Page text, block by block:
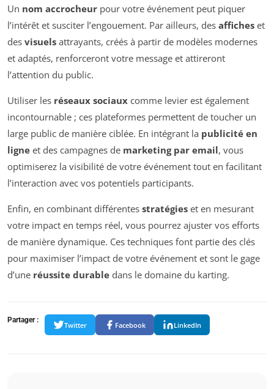
Un nom accrocheur pour votre événement peut piquer
l’intérêt et susciter l’engouement. Par ailleurs, des affiches et
des visuels attrayants, créés à partir de modèles modernes
et adaptés, renforceront votre message et attireront
l’attention du public.
Utiliser les réseaux sociaux comme levier est également
incontournable ; ces plateformes permettent de toucher un
large public de manière ciblée. En intégrant la publicité en
ligne et des campagnes de marketing par email, vous
optimiserez la visibilité de votre événement tout en facilitant
l’interaction avec vos potentiels participants.
Enfin, en combinant différentes stratégies et en mesurant
votre impact en temps réel, vous pourrez ajuster vos efforts
de manière dynamique. Ces techniques font partie des clés
pour maximiser l’impact de votre événement et sont le gage
d’une réussite durable dans le domaine du karting.
Partager :
Twitter Facebook LinkedIn